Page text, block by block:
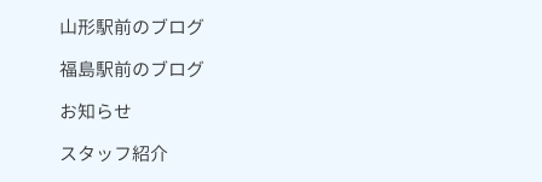
山形駅前のブログ
福島駅前のブログ
お知らせ
スタッフ紹介